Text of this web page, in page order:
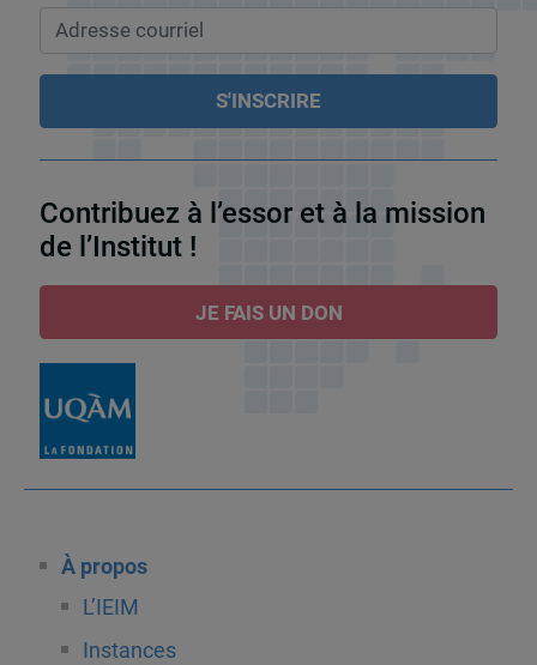
Contribuez à l’essor et à la mission
de l’Institut !
JE FAIS UN DON
À propos
L’IEIM
Instances